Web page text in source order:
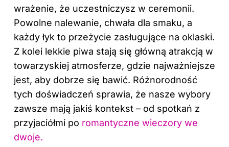
wrażenie, że uczestniczysz w ceremonii.
Powolne nalewanie, chwała dla smaku, a
każdy łyk to przeżycie zasługujące na oklaski.
Z kolei lekkie piwa stają się główną atrakcją w
towarzyskiej atmosferze, gdzie najważniejsze
jest, aby dobrze się bawić. Różnorodność
tych doświadczeń sprawia, że nasze wybory
zawsze mają jakiś kontekst – od spotkań z
przyjaciółmi po romantyczne wieczory we
dwoje.